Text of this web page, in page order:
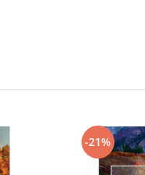
-21%